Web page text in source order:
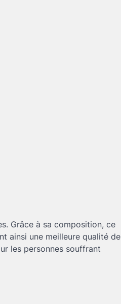
Grâce à sa composition, ce
ainsi une meilleure qualité de
les personnes souffrant